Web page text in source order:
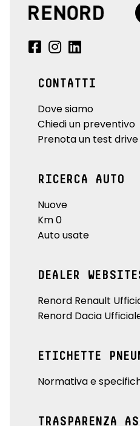
CONTATTI
Dove siamo
Chiedi un preventivo
Prenota un test drive
RICERCA AUTO
Nuove
Km 0
Auto usate
DEALER
Renord Renault
Renord Dacia
ETICHETTE
Normativa e
TRASPARENZA